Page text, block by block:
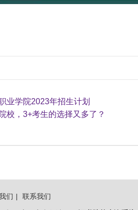
业学院2023年招生计划
校，3+考生的选择又多了？
们 | 联系我们